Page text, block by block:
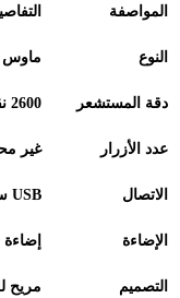
المواصفة
النوع ماوس
دقة المستشعر 2600
عدد الأزرار غير محدد
الاتصال USB
الإضاءة إضاءة
التصميم مريح